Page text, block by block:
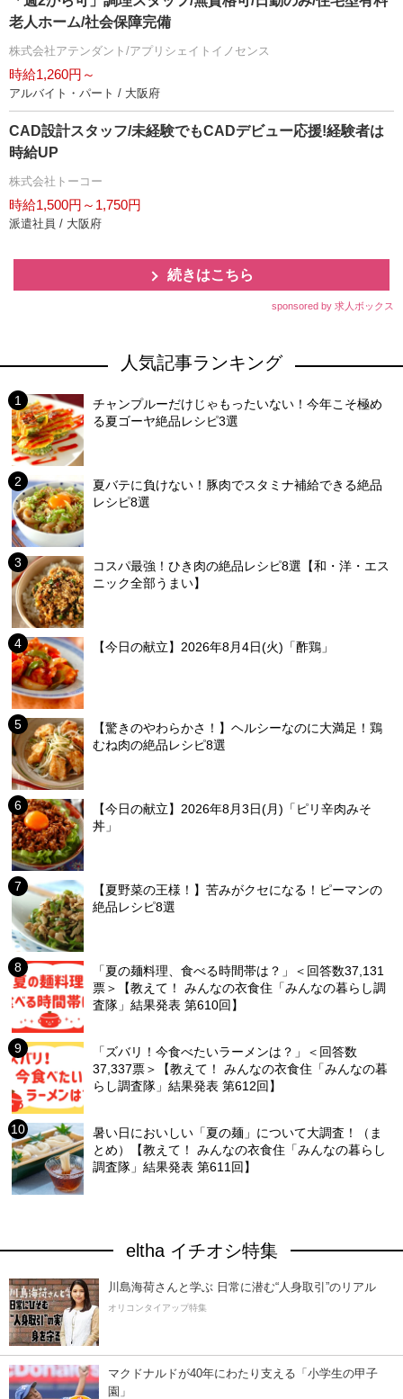
老人ホーム/社会保障完備
株式会社アテンダント/アプリシェイトイノセンス
時給1,260円～
アルバイト・パート / 大阪府
CAD設計スタッフ/未経験でもCADデビュー応援!経験者は
時給UP
株式会社トーコー
時給1,500円～1,750円
派遣社員 / 大阪府
続きはこちら
sponsored by 求人ボックス
人気記事ランキング
チャンプルーだけじゃもったいない！今年こそ極め
る夏ゴーヤ絶品レシピ3選
夏バテに負けない！豚肉でスタミナ補給できる絶品
レシピ8選
コスパ最強！ひき肉の絶品レシピ8選【和・洋・エス
ニック全部うまい】
【今日の献立】2026年8月4日(火)「酢鶏」
【驚きのやわらかさ！】ヘルシーなのに大満足！鶏
むね肉の絶品レシピ8選
【今日の献立】2026年8月3日(月)「ピリ辛肉みそ
丼」
【夏野菜の王様！】苦みがクセになる！ピーマンの
絶品レシピ8選
「夏の麺料理、食べる時間帯は？」＜回答数37,131
票＞【教えて！ みんなの衣食住「みんなの暮らし調
査隊」結果発表 第610回】
「ズバリ！今食べたいラーメンは？」＜回答数
37,337票＞【教えて！ みんなの衣食住「みんなの暮
らし調査隊」結果発表 第612回】
暑い日においしい「夏の麺」について大調査！（ま
とめ）【教えて！ みんなの衣食住「みんなの暮らし
調査隊」結果発表 第611回】
eltha イチオシ特集
川島海荷さんと学ぶ 日常に潜む“人身取引”のリアル
オリコンタイアップ特集
マクドナルドが40年にわたり支える「小学生の甲子
園」